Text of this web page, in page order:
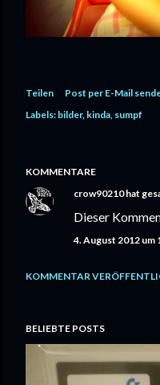
Teilen
Post per E-Mail
Labels: bilder kinda sumpf
KOMMENTARE
crow90210hat
Dieser
4. August 2012 um
KOMMENTAR
BELIEBTE POSTS